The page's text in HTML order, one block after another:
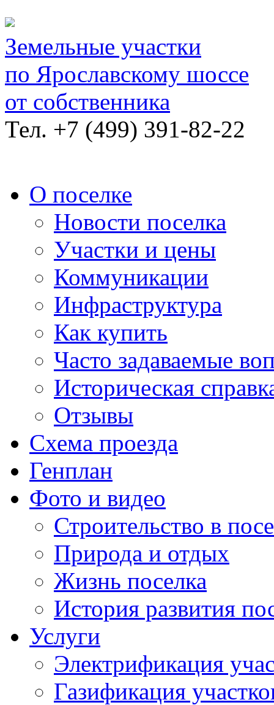
Земельные участки
по Ярославскому шоссе
от собственника
Тел. +7 (499) 391-82-22
О поселке
Новости поселка
Участки и цены
Коммуникации
Инфраструктура
Как купить
Часто задаваемые
Историческая
Отзывы
Схема проезда
Генплан
Фото и видео
Строительство в
Природа и отдых
Жизнь поселка
История развития
Услуги
Электрификация
Газификация